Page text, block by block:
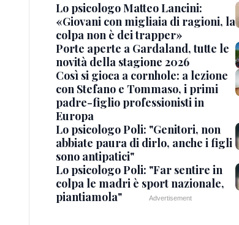
Lo psicologo Matteo Lancini:
«Giovani con migliaia di ragioni, la
colpa non è dei trapper»
Porte aperte a Gardaland, tutte le
novità della stagione 2026
Così si gioca a cornhole: a lezione
con Stefano e Tommaso, i primi
padre-figlio professionisti in
Europa
Lo psicologo Poli: "Genitori, non
abbiate paura di dirlo, anche i figli
sono antipatici"
Lo psicologo Poli: "Far sentire in
colpa le madri è sport nazionale,
piantiamola"